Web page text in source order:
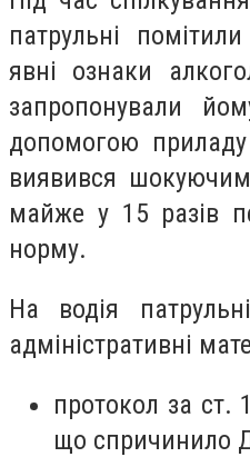
патрульні
явні ознаки
запропонували
допомогою
виявився
майже у 15 разів
норму.
На водія
адміністративні
протокол за
що спричинило